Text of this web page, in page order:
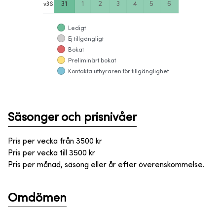
v36 31 1 2 3 4 5 6
Ledigt
Ej tillgängligt
Bokat
Preliminärt bokat
Kontakta uthyraren för tillgänglighet
Säsonger och prisnivåer
Pris per vecka från 3500 kr
Pris per vecka till
3500 kr
Pris per månad, säsong eller år efter överenskommelse.
Omdömen